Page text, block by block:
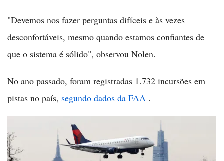
"Devemos nos fazer perguntas difíceis e às vezes
desconfortáveis, mesmo quando estamos confiantes de
que o sistema é sólido", observou Nolen.
No ano passado, foram registradas 1.732 incursões em
pistas no país, segundo dados da FAA .